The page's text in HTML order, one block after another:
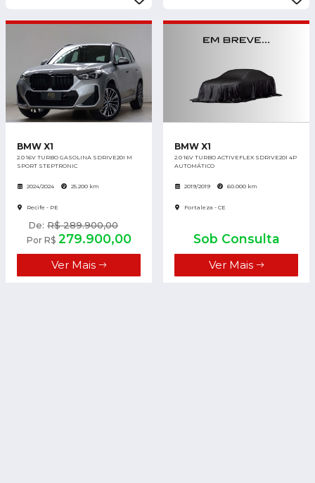
BMW X1
2.0 16V TURBO GASOLINA SDRIVE20I M
SPORT STEPTRONIC
2024/2024 25.200 km
Recife - PE
De: R$ 289.900,00
Por R$ 279.900,00
Ver Mais
BMW X1
2.0 16V TURBO ACTIVEFLEX SDRIVE20I 4P
AUTOMÁTICO
2019/2019 60.000 km
Fortaleza - CE
Sob Consulta
Ver Mais